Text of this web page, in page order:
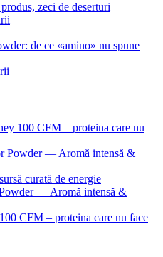
zeci de deserturi
de ce «amino» nu spune
100 CFM – proteina care nu
Powder — Aromă intensă &
curată de energie
— Aromă intensă &
CFM – proteina care nu face